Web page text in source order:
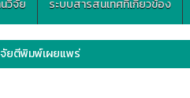
วิจัย ระบบสารสนเทศที่เกี่ยวข้อง
จัยตีพิมพ์เผยแพร่